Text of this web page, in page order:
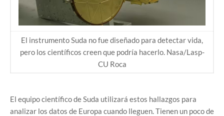
El instrumento Suda no fue diseñado para detectar vida,
pero los científicos creen que podría hacerlo. Nasa/Lasp-
CU Roca
El equipo científico de Suda utilizará estos hallazgos para
analizar los datos de Europa cuando lleguen. Tienen un poco de